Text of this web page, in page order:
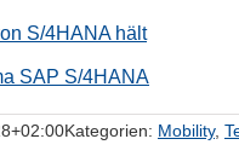
S/4HANA hält
SAP S/4HANA
Kategorien: Mobility,